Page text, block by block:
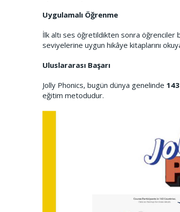
Uygulamalı Öğrenme
İlk altı ses öğretildikten sonra
seviyelerine uygun hikâye kitaplarını
Uluslararası Başarı
Jolly Phonics, bugün dünya genelinde
eğitim metodudur.